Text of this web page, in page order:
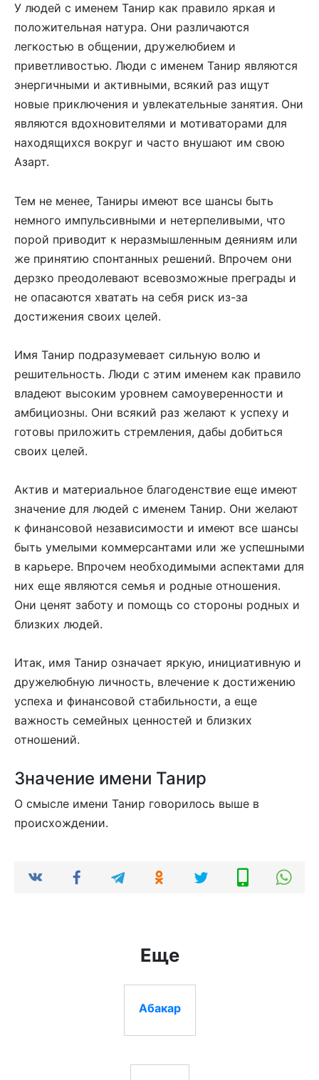
У людей с именем Танир как правило яркая и
положительная натура. Они различаются
легкостью в общении, дружелюбием и
приветливостью. Люди с именем Танир являются
энергичными и активными, всякий раз ищут
новые приключения и увлекательные занятия. Они
являются вдохновителями и мотиваторами для
находящихся вокруг и часто внушают им свою
Азарт.
Тем не менее, Таниры имеют все шансы быть
немного импульсивными и нетерпеливыми, что
порой приводит к неразмышленным деяниям или
же принятию спонтанных решений. Впрочем они
дерзко преодолевают всевозможные преграды и
не опасаются хватать на себя риск из-за
достижения своих целей.
Имя Танир подразумевает сильную волю и
решительность. Люди с этим именем как правило
владеют высоким уровнем самоуверенности и
амбициозны. Они всякий раз желают к успеху и
готовы приложить стремления, дабы добиться
своих целей.
Актив и материальное благоденствие еще имеют
значение для людей с именем Танир. Они желают
к финансовой независимости и имеют все шансы
быть умелыми коммерсантами или же успешными
в карьере. Впрочем необходимыми аспектами для
них еще являются семья и родные отношения.
Они ценят заботу и помощь со стороны родных и
близких людей.
Итак, имя Танир означает яркую, инициативную и
дружелюбную личность, влечение к достижению
успеха и финансовой стабильности, а еще
важность семейных ценностей и близких
отношений.
Значение имени Танир
О смысле имени Танир говорилось выше в
происхождении.
Еще
Абакар